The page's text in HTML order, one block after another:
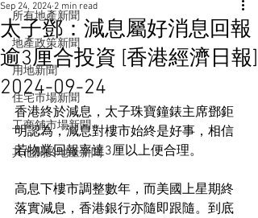
所有地產新聞
地產政策新聞
用地新聞
住宅市場新聞
工商舖市場新聞
其他關於地產新聞
太子鄧：減息屬好消息回報
逾3厘合投資 [香港經濟日報]
2024-09-24
Sep 24, 2024 2 min read
香港終於減息，太子珠寶鐘錶主席鄧鉅
明認為，減息對樓市始終是好事，相信
若物業回報率達3厘以上便合理。
高息下樓市調整數年，而美國上星期終
落實減息，香港銀行亦隨即跟隨。到底